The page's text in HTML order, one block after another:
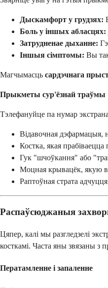
Дыскамфорт у грудзях:
Боль у іншых абласцях:
Затрудненае дыханне:
Іншыя сімптомы: Вы
Магчымасць сардэчнага
Прыкметы сур'ёзнай траўмы
Тэлефануйце па нумар
Відавочная дэфармацыя,
Костка, якая прабіваецца
Гук "шчоўкання" або
Моцная крывацёк, якую
Раптоўная страта
Распаўсюджаныя
Цяпер, калі мы разгледзелі
косткамі. Часта яны звязаны з
Ператамленне і запаленне